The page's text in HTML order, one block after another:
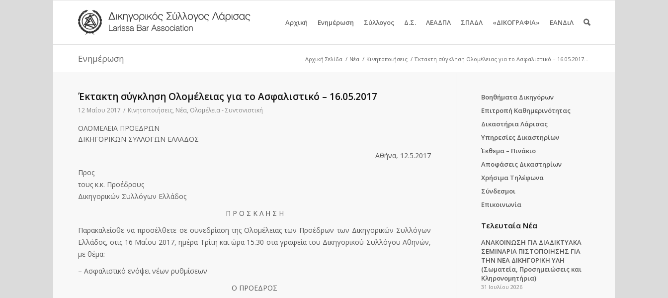
Αρχική Ενημέρωση Σύλλογος Δ.Σ. ΛΕΑΔΠΛ ΣΠΑΔΛ «ΔΙΚΟΓΡΑΦΙΑ» ΕΑΝΔιΛ
Ενημέρωση Αρχική Σελίδα / Νέα / Κινητοποιήσεις / Έκτακτη σύγκληση Ολομέλειας για το Ασφαλιστικό – 16.05.2017...
Έκτακτη σύγκληση Ολομέλειας για το Ασφαλιστικό – 16.05.2017
12 Μαΐου 2017 / Κινητοποιήσεις, Νέα, Ολομέλεια - Συντονιστική
ΟΛΟΜΕΛΕΙΑ ΠΡΟΕΔΡΩΝ
ΔΙΚΗΓΟΡΙΚΩΝ ΣΥΛΛΟΓΩΝ ΕΛΛΑΔΟΣ
Αθήνα, 12.5.2017
Προς
τους κ.κ. Προέδρους
Δικηγορικών Συλλόγων Ελλάδος
Π Ρ Ο Σ Κ Λ Η Σ Η
Παρακαλείσθε να προσέλθετε σε συνεδρίαση της Ολομέλειας των Προέδρων των Δικηγορικών Συλλόγων
Ελλάδος, στις 16 Μαΐου 2017, ημέρα Τρίτη και ώρα 15.30 στα γραφεία του Δικηγορικού Συλλόγου Αθηνών,
με θέμα:
– Ασφαλιστικό ενόψει νέων ρυθμίσεων
Ο ΠΡΟΕΔΡΟΣ
Βοηθήματα Δικηγόρων
Επιτροπή Καθημερινότητας
Δικαστήρια Λάρισας
Υπηρεσίες Δικαστηρίων
Έκθεμα – Πινάκιο
Αποφάσεις Δικαστηρίων
Χρήσιμα Τηλέφωνα
Σύνδεσμοι
Επικοινωνία
Τελευταία Νέα
ΑΝΑΚΟΙΝΩΣΗ ΓΙΑ ΔΙΑΔΙΚΤΥΑΚΑ
ΣΕΜΙΝΑΡΙΑ ΠΙΣΤΟΠΟΙΗΣΗΣ ΓΙΑ
ΤΗΝ ΝΕΑ ΔΙΚΗΓΟΡΙΚΗ ΥΛΗ
(Σωματεία, Προσημειώσεις και
Κληρονομητήρια)
31 Ιουλίου 2026